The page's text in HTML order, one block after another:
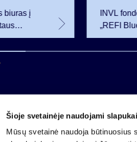
Šioje svetainėje naudojami slapukai
Mūsų svetainė naudoja
biuras į
fondą
mln. JAV
INVL
„REFI
obligacijų
pritraukė